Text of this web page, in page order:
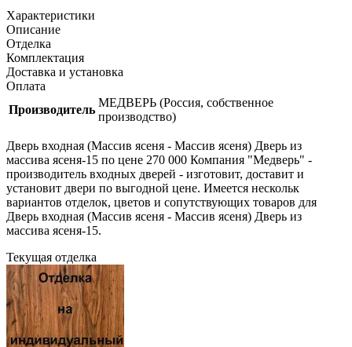
Характеристики
Описание
Отделка
Комплектация
Доставка и установка
Оплата
Производитель
МЕДВЕРЬ (Россия, собственное
производство)
Дверь входная (Массив ясеня - Массив ясеня) Дверь из
массива ясеня-15 по цене 270 000 Компания "Медверь" -
производитель входных дверей - изготовит, доставит и
установит двери по выгодной цене. Имеется нескольк
вариантов отделок, цветов и сопутствующих товаров для
Дверь входная (Массив ясеня - Массив ясеня) Дверь из
массива ясеня-15.
Текущая отделка